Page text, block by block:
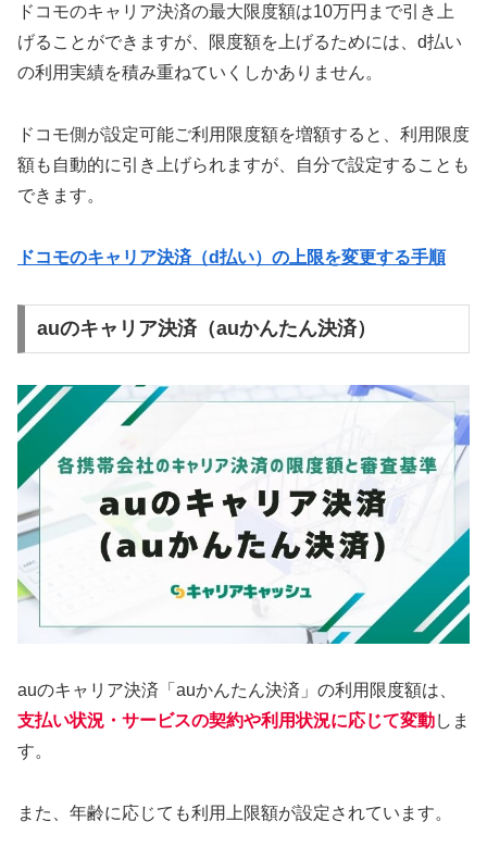
ドコモのキャリア決済の最大限度額は10万円まで引き上
げることができますが、限度額を上げるためには、d払い
の利用実績を積み重ねていくしかありません。
ドコモ側が設定可能ご利用限度額を増額すると、利用限度
額も自動的に引き上げられますが、自分で設定することも
できます。
ドコモのキャリア決済（d払い）の上限を変更する手順
auのキャリア決済（auかんたん決済）
auのキャリア決済「auかんたん決済」の利用限度額は、
支払い状況・サービスの契約や利用状況に応じて変動しま
す。
また、年齢に応じても利用上限額が設定されています。